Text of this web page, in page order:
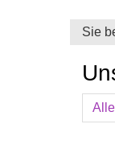
Sie
Alle